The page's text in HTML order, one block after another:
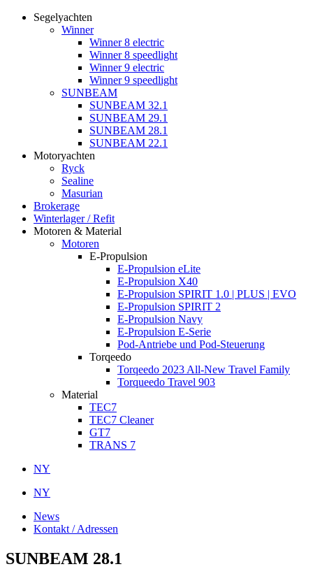
Segelyachten
Winner
Winner 8 electric
Winner 8 speedlight
Winner 9 electric
Winner 9 speedlight
SUNBEAM
SUNBEAM 32.1
SUNBEAM 29.1
SUNBEAM 28.1
SUNBEAM 22.1
Motoryachten
Ryck
Sealine
Masurian
Brokerage
Winterlager / Refit
Motoren & Material
Motoren
E-Propulsion
E-Propulsion eLite
E-Propulsion X40
E-Propulsion SPIRIT 1.0 | PLUS | EVO
E-Propulsion SPIRIT 2
E-Propulsion Navy
E-Propulsion E-Serie
Pod-Antriebe und Pod-Steuerung
Torqeedo
Torqeedo 2023 All-New Travel Family
Torqueedo Travel 903
Material
TEC7
TEC7 Cleaner
GT7
TRANS 7
NY
NY
News
Kontakt / Adressen
SUNBEAM 28.1